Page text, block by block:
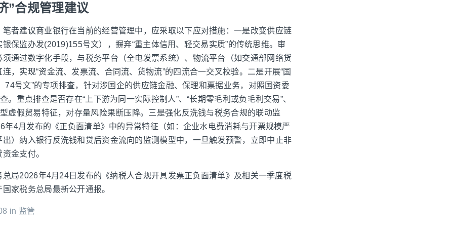
”合规管理建议
者建议商业银行在当前的经营管理中，应采取以下应对措施：一是改变供应链
保监办发(2019)155号文），摒弃“重主体信用、轻交易实质”的传统思维。审
通过数字化手段，与税务平台（全电发票系统）、物流平台（如交通部网络货
，实现“资金流、发票流、合同流、货物流”的四流合一交叉校验。二是开展“国
74号文”的专项排查，针对涉国企的供应链金融、保理和票据业务，对照国资委
。重点排查是否存在“上下游为同一实际控制人”、“长期零毛利或负毛利交易”、
虚假贸易特征，对存量风险果断压降。三是强化反洗钱与税务合规的联动监
年4月发布的《正负面清单》中的异常特征（如：企业水电费消耗与开票规模严
出）纳入银行反洗钱和贷后资金流向的监测模型中，一旦触发预警，立即中止非
金支付。
总局2026年4月24日发布的《纳税人合规开具发票正负面清单》及相关一季度税
家税务总局最新公开通报。
in 监管